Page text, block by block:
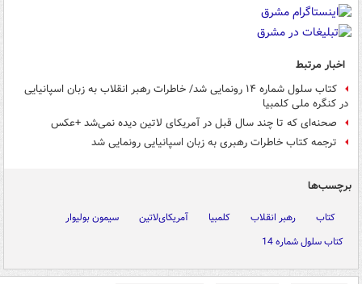
اخبار مرتبط
کتاب سلول شماره ۱۴ رونمایی شد/ خاطرات رهبر انقلاب به زبان اسپانیایی
در کنگره ملی کلمبیا
صحنه‌ای که تا چند سال قبل در آمریکای لاتین دیده نمی‌شد +عکس
ترجمه کتاب خاطرات رهبری به زبان اسپانیایی رونمایی شد
برچسب‌ها
کتاب رهبر انقلاب کلمبیا آمریکای‌لاتین
سیمون بولیوار
کتاب سلول شماره 14